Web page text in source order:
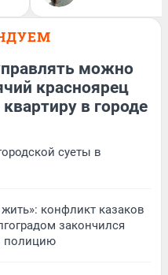
можно
красноярец
в городе
суеты в
конфликт казаков
закончился
полицию